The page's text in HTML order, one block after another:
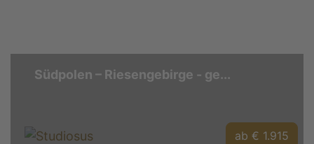
Südpolen – Riesengebirge - ge...
ab € 1.915